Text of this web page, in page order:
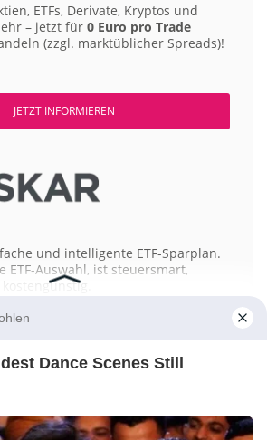
ETFs, Derivate, Kryptos und
– jetzt für 0 Euro pro Trade
(zzgl. marktüblicher Spreads)!
JETZT INFORMIEREN
und intelligente ETF-Sparplan.
ETF-Auswahl, ist steuersmart,
JETZT MEHR ERFAHREN
50 Dow Jones NASDAQ 100 Nikkei 225
Dance Scenes Still